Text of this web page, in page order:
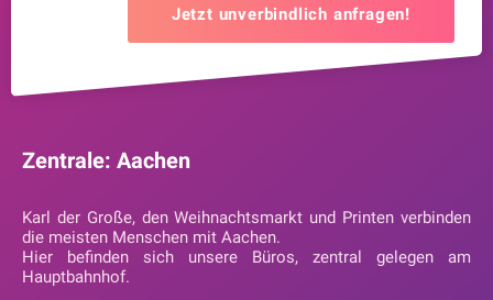
Jetzt unverbindlich anfragen!
Zentrale: Aachen
Karl der Große, den Weihnachtsmarkt und Printen verbinden
die meisten Menschen mit Aachen.
Hier befinden sich unsere Büros, zentral gelegen am
Hauptbahnhof.